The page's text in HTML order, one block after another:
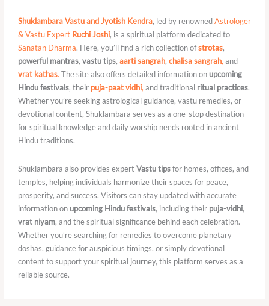
Shuklambara Vastu and Jyotish Kendra, led by renownedAstrologer
& Vastu Expert Ruchi Joshi, is a spiritual platform dedicated to
Sanatan Dharma. Here, you’ll find a rich collection ofstrotas,
powerful mantras, vastu tips, aarti sangrah, chalisa sangrah,and
vrat kathas. The site also offers detailed information onupcoming
Hindu festivals, their puja-paat vidhi,and traditional ritual practices.
Whether you’re seeking astrological guidance, vastu remedies, or
devotional content, Shuklambara serves as a one-stop destination
for spiritual knowledge and daily worship needs rooted in ancient
Hindu traditions.
Shuklambara also provides expertVastu tipsfor homes, offices, and
temples, helping individuals harmonize their spaces for peace,
prosperity, and success. Visitors can stay updated with accurate
information onupcoming Hindu festivals, including their puja-vidhi,
vrat niyam, and the spiritual significance behind each celebration.
Whether you’re searching for remedies to overcome planetary
doshas, guidance for auspicious timings, or simply devotional
content to support your spiritual journey, this platform serves as a
reliable source.